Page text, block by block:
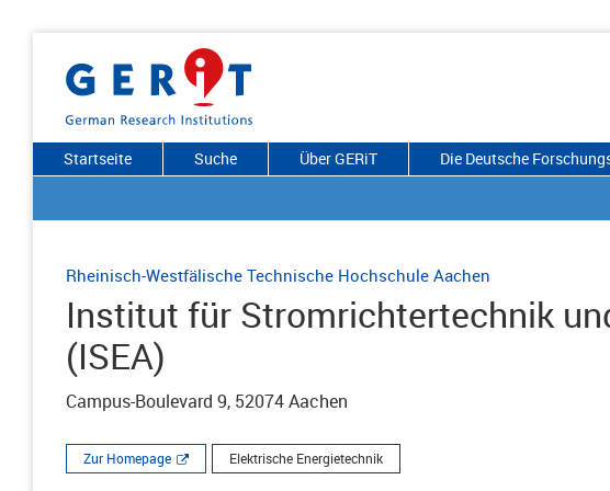
Startseite Suche Über GERiT Die Deutsche
Rheinisch-Westfälische Technische Hochschule Aachen
Institut für Stromrichtertechnik
(ISEA)
Campus-Boulevard 9, 52074 Aachen
Zur Homepage Elektrische Energietechnik